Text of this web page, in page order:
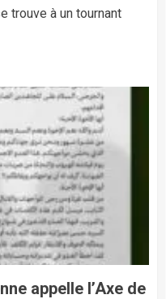
trouve à un tournant
appelle l’Axe de